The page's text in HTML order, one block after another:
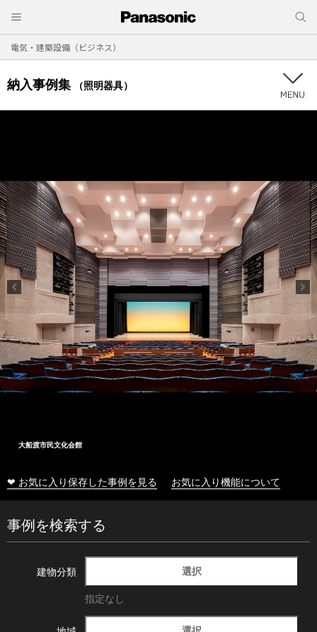
電気・建築設備（ビジネス）
納入事例集 （照明器具）
大船渡市民文化会館
❤ お気に入り保存した事例を見る お気に入り機能について
事例を検索する
建物分類 選択
指定なし